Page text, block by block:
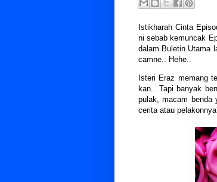
Istikharah Cinta
ni sebab kemuncak
dalam Buletin Utama
camne.. Hehe..
Isteri Eraz memang
kan.. Tapi banyak
pulak, macam benda
cerita atau